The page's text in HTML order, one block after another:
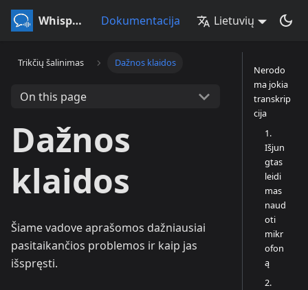
Whisperr Dokumentacija Lietuvių
Trikčių šalinimas Dažnos klaidos
On this page
Dažnos
klaidos
Šiame vadove aprašomos dažniausiai
pasitaikančios problemos ir kaip jas
išspręsti.
Nerodo
ma jokia
transkrip
cija
1.
Išjun
gtas
leidi
mas
naud
oti
mikr
ofon
ą
2.